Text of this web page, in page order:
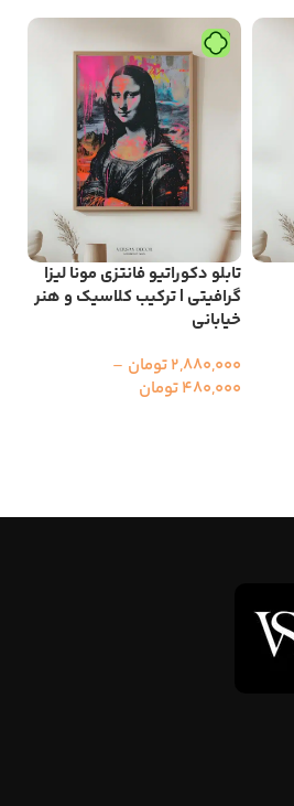
تابلو دکوراتیو فانتزی مونا لیزا
گرافیتی | ترکیب کلاسیک و هنر
خیابانی
2,880,000تومان –
480,000تومان